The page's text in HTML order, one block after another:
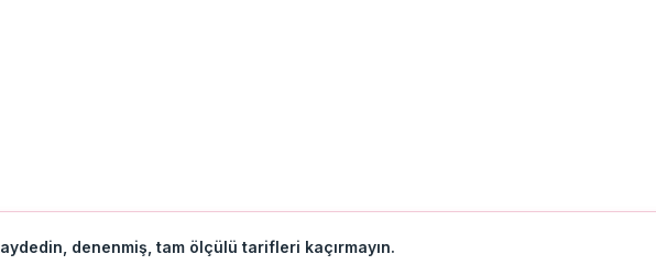
denenmiş, tam ölçülü tarifleri kaçırmayın.